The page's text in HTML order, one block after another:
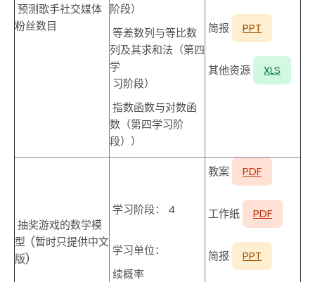
预测歌手社交媒体
粉丝数目
阶段）
等差数列与等比数
列及其求和法（第四
学
习阶段）
指数函数与对数函
数（第四学习阶
段） ）
简报 PPT
其他资源 XLS
抽奖游戏的数学模
型 (暂时只提供中文
版)
学习阶段： 4
学习单位：
续概率
教案 PDF
工作紙 PDF
简报 PPT